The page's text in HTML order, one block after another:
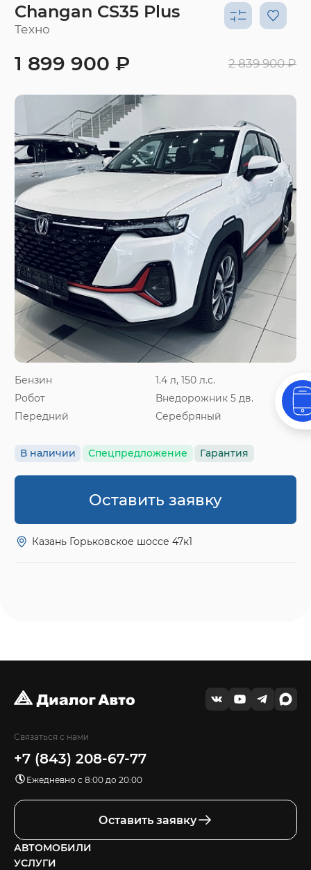
Changan CS35 Plus
Техно
Бензин
1.4 л, 150 л.с.
Робот
Внедорожник 5 дв.
Передний
Серебряный
В наличии Спецпредложение Гарантия
1 899 900 ₽ 2 839 900 ₽
Оставить заявку
Казань Горьковское шоссе 47к1
Связаться с нами
+7 (843) 208-67-77
Ежедневно с 8:00 до 20:00
Оставить заявку
АВТОМОБИЛИ
УСЛУГИ